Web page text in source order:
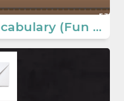
6.10 Democracy Vocabulary (Fun Game) (6. Sınıf İngilizce Oyunlar)